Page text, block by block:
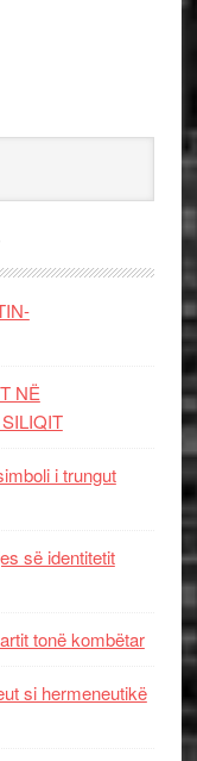
NË
i trungut
së identitetit
tonë kombëtar
si hermeneutikë